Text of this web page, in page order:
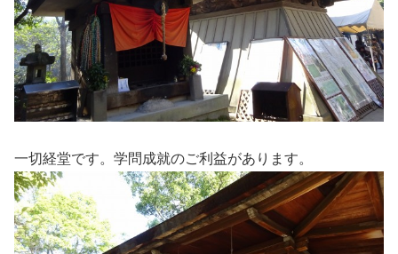
一切経堂です。学問成就のご利益があります。